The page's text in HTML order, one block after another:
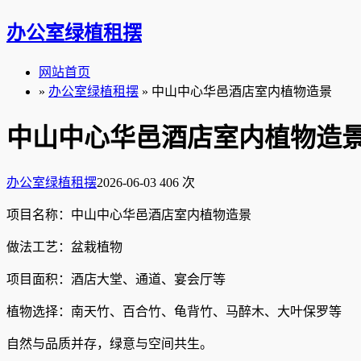
办公室绿植租摆
网站首页
» 办公室绿植租摆 » 中山中心华邑酒店室内植物造景
中山中心华邑酒店室内植物造
办公室绿植租摆2026-06-03 406 次
项目名称：中山中心华邑酒店室内植物造景
做法工艺：盆栽植物
项目面积：酒店大堂、通道、宴会厅等
植物选择：南天竹、百合竹、龟背竹、马醉木、大叶保罗等
自然与品质并存，绿意与空间共生。